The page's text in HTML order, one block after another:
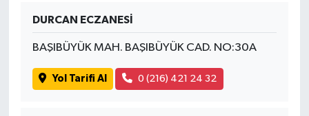
DURCAN ECZANESİ
BAŞIBÜYÜK MAH. BAŞIBÜYÜK CAD. NO:30A
Yol Tarifi Al 0 (216) 421 24 32